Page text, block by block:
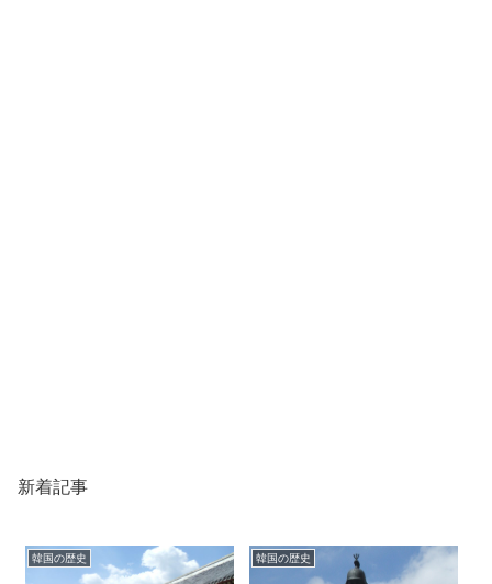
新着記事
韓国の歴史 韓国の歴史